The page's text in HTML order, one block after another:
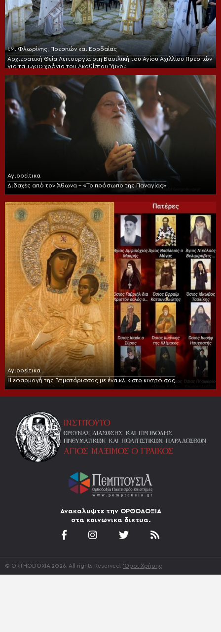
Ι.Μ. Φλωρίνης, Πρεσπών και Εορδαίας
Αρχιερατική Θεία Λειτουργία στη Βασιλική του Αγίου Αχιλλίου Πρεσπών
για τα 1.400 χρόνια του Ακαθίστου Ύμνου
Αγιορείτικα
Διδαχές από τον Άθωνα – «Το πρόσωπο της Παναγίας»
Αγιορείτικα
Η εφαρμογή της Βηματάρισσας με ένα κλικ στο κινητό σας
Ανακαλυψτε την ΟΡΘΟΔΟΞΙΑ
στα κοινωνικα δικτυα.
© ORTHODOXIA 2026. All rights Reserved. 'Οροι Χρήσης